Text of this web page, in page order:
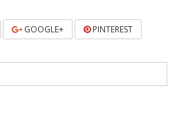
GOOGLE+ PINTEREST